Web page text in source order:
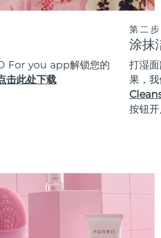
For you app解锁您的
击此处下载
第二步
涂抹
打湿
果，
按钮